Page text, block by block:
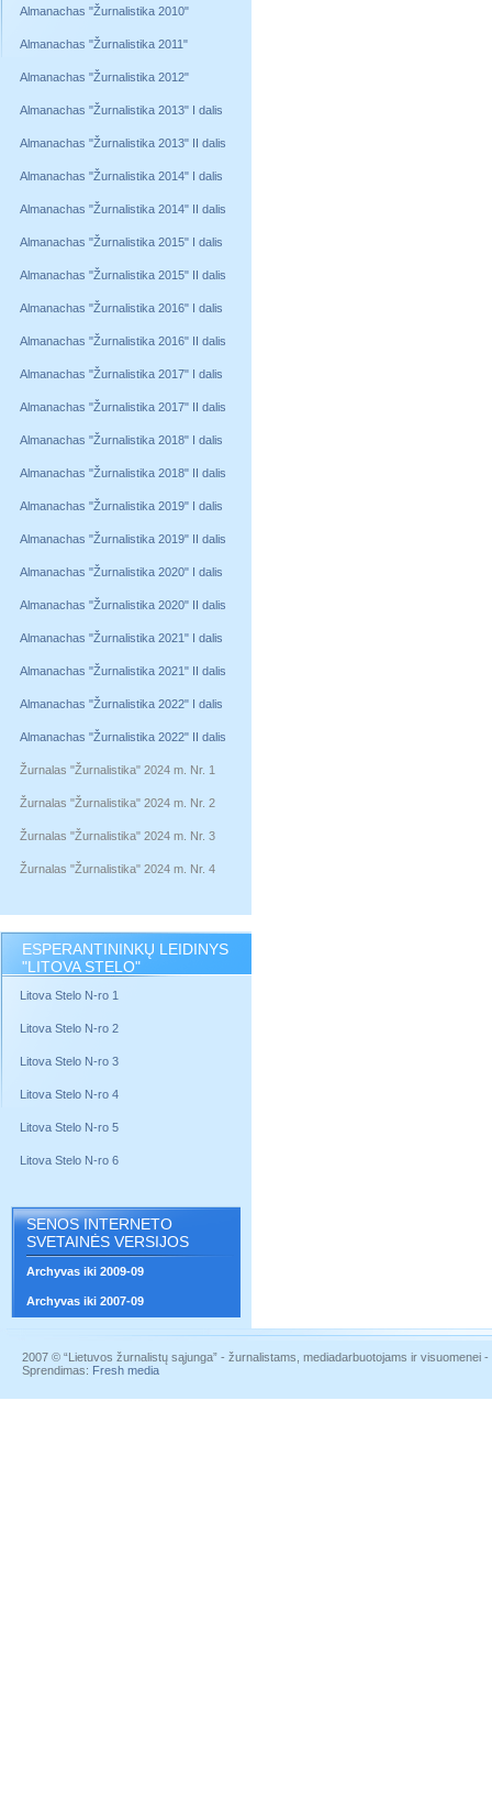
Almanachas "Žurnalistika 2010"
Almanachas "Žurnalistika 2011"
Almanachas "Žurnalistika 2012"
Almanachas "Žurnalistika 2013" I dalis
Almanachas "Žurnalistika 2013" II dalis
Almanachas "Žurnalistika 2014" I dalis
Almanachas "Žurnalistika 2014" II dalis
Almanachas "Žurnalistika 2015" I dalis
Almanachas "Žurnalistika 2015" II dalis
Almanachas "Žurnalistika 2016" I dalis
Almanachas "Žurnalistika 2016" II dalis
Almanachas "Žurnalistika 2017" I dalis
Almanachas "Žurnalistika 2017" II dalis
Almanachas "Žurnalistika 2018" I dalis
Almanachas "Žurnalistika 2018" II dalis
Almanachas "Žurnalistika 2019" I dalis
Almanachas "Žurnalistika 2019" II dalis
Almanachas "Žurnalistika 2020" I dalis
Almanachas "Žurnalistika 2020" II dalis
Almanachas "Žurnalistika 2021" I dalis
Almanachas "Žurnalistika 2021" II dalis
Almanachas "Žurnalistika 2022" I dalis
Almanachas "Žurnalistika 2022" II dalis
Žurnalas "Žurnalistika" 2024 m. Nr. 1
Žurnalas "Žurnalistika" 2024 m. Nr. 2
Žurnalas "Žurnalistika" 2024 m. Nr. 3
Žurnalas "Žurnalistika" 2024 m. Nr. 4
ESPERANTININKŲ LEIDINYS
"LITOVA STELO"
Litova Stelo N-ro 1
Litova Stelo N-ro 2
Litova Stelo N-ro 3
Litova Stelo N-ro 4
Litova Stelo N-ro 5
Litova Stelo N-ro 6
SENOS INTERNETO
SVETAINĖS VERSIJOS
Archyvas iki 2009-09
Archyvas iki 2007-09
2007 © “Lietuvos žurnalistų sąjunga” - žurnalistams, mediadarbuotojams ir visuomenei
Sprendimas: Fresh media